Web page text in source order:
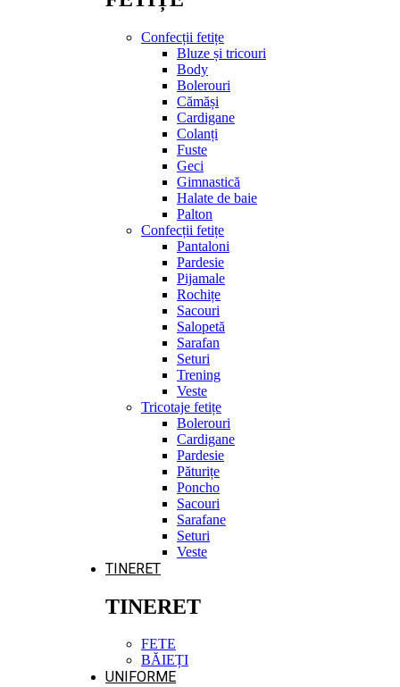
Confecții fetițe
Bluze și tricouri
Body
Bolerouri
Cămăși
Cardigane
Colanți
Fuste
Geci
Gimnastică
Halate de baie
Palton
Confecții fetițe
Pantaloni
Pardesie
Pijamale
Rochițe
Sacouri
Salopetă
Sarafan
Seturi
Trening
Veste
Tricotaje fetițe
Bolerouri
Cardigane
Pardesie
Păturițe
Poncho
Sacouri
Sarafane
Seturi
Veste
TINERET
TINERET
FETE
BĂIEȚI
UNIFORME